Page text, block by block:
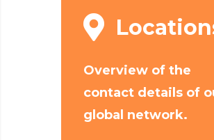
Overview of the
contact details of
global network.